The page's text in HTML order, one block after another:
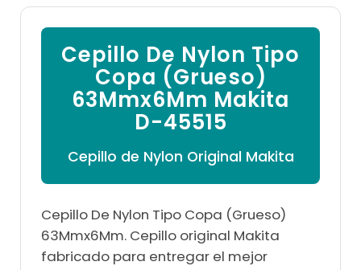
Cepillo De Nylon Tipo
Copa (Grueso)
63Mmx6Mm Makita
D-45515
Cepillo de Nylon Original Makita
Cepillo De Nylon Tipo Copa (Grueso)
63Mmx6Mm. Cepillo original Makita
fabricado para entregar el mejor